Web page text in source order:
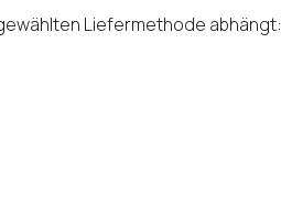
Liefermethode abhängt: